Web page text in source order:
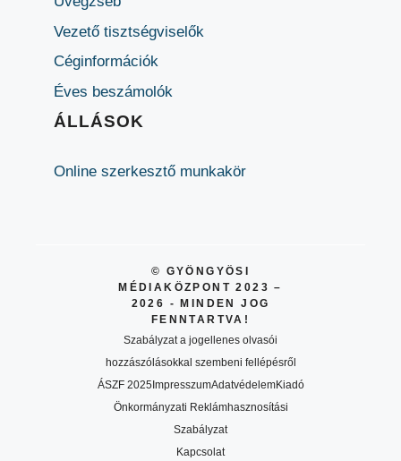
Vezető tisztségviselők
Céginformációk
Éves beszámolók
ÁLLÁSOK
Online szerkesztő munkakör
© GYÖNGYÖSI
MÉDIAKÖZPONT 2023 –
2026 - MINDEN JOG
FENNTARTVA!
Szabályzat a jogellenes olvasói
hozzászólásokkal szembeni fellépésről
ÁSZF 2025ImpresszumAdatvédelemKiadó
Önkormányzati Reklámhasznosítási
Szabályzat
Kapcsolat